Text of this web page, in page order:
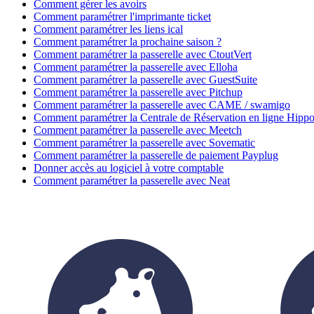
Comment gérer les avoirs
Comment paramétrer l'imprimante ticket
Comment paramétrer les liens ical
Comment paramétrer la prochaine saison ?
Comment paramétrer la passerelle avec CtoutVert
Comment paramétrer la passerelle avec Elloha
Comment paramétrer la passerelle avec GuestSuite
Comment paramétrer la passerelle avec Pitchup
Comment paramétrer la passerelle avec CAME / swamigo
Comment paramétrer la Centrale de Réservation en ligne
Comment paramétrer la passerelle avec Meetch
Comment paramétrer la passerelle avec Sovematic
Comment paramétrer la passerelle de paiement Payplug
Donner accès au logiciel à votre comptable
Comment paramétrer la passerelle avec Neat